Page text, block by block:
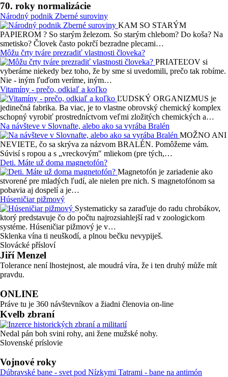
70. roky normalizácie
Národný podnik Zberné suroviny
KAM SO STARÝM
PAPIEROM ? So starým železom. So starým chlebom? Do koša? Na
smetisko? Človek často pokrčí bezradne plecami…
Môžu črty tváre prezradiť vlastnosti človeka?
PRIATEĽOV si
vyberáme niekedy bez toho, že by sme si uvedomili, prečo tak robíme.
Nie - iným ľuďom veríme, iným…
Vitamíny - prečo, odkiaľ a koľko
ĽUDSKÝ ORGANIZMUS je
jedinečná fabrika. Ba viac, je to vlastne obrovský chemický komplex
schopný vyrobiť prostredníctvom veľmi zložitých chemických a…
Na návšteve v Slovnafte, alebo ako sa vyrába Bralén
MOŽNO ANI
NEVIETE, čo sa skrýva za názvom BRALÉN. Pomôžeme vám.
Súvisí s ropou a s „vreckovým" mliekom (pre tých,…
Deti. Máte už doma magnetofón?
Magnetofón je zariadenie ako
stvorené pre mladých ľudí, ale nielen pre nich. S magnetofónom sa
pobavia aj dospelí a je…
Húseničiar pižmový
Systematicky sa zaraďuje do radu chrobákov,
ktorý predstavuje čo do počtu najrozsiahlejší rad v zoologickom
systéme. Húseničiar pižmový je v…
Sklenka vína ti neuškodí, a plnou bečku nevypiješ.
Slovácké přísloví
Jiří Menzel
Tolerance není lhostejnost, ale moudrá víra, že i ten druhý může mít
pravdu.
ONLINE
Práve tu je 360 návštevníkov a žiadni členovia on-line
Kvelb zbraní
Nedal pán boh svini rohy, ani žene mužské nohy.
Slovenské príslovie
Vojnové roky
Dúbravské bane - svet pod Nízkymi Tatrami - bane na antimón